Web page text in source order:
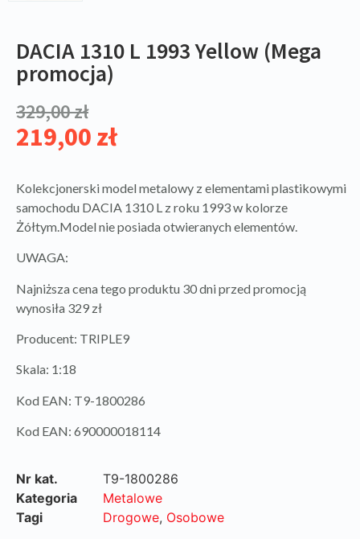
DACIA 1310 L 1993 Yellow (Mega
promocja)
329,00zł
219,00 zł
Kolekcjonerski model metalowy z elementami plastikowymi
samochodu DACIA 1310 L z roku 1993 w kolorze
Żółtym.Model nie posiada otwieranych elementów.
UWAGA:
Najniższa cena tego produktu 30 dni przed promocją
wynosiła 329 zł
Producent: TRIPLE9
Skala: 1:18
Kod EAN: T9-1800286
Kod EAN: 690000018114
Nr kat.
T9-1800286
Kategoria
Metalowe
Tagi
Drogowe, Osobowe